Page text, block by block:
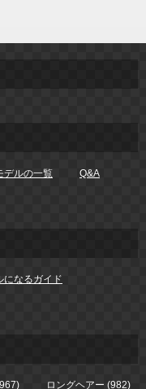
デルの一覧 Q&A
になるガイド
ロングヘアー (982)